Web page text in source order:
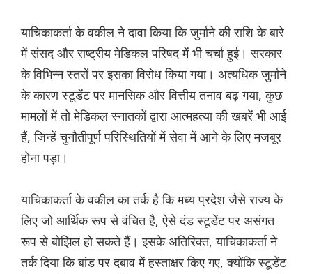
याचिकाकर्ता के वकील ने दावा किया कि जुर्माने की राशि के बारे
में संसद और राष्ट्रीय मेडिकल परिषद में भी चर्चा हुई। सरकार
के विभिन्न स्तरों पर इसका विरोध किया गया। अत्यधिक जुर्माने
के कारण स्टूडेंट पर मानसिक और वित्तीय तनाव बढ़ गया, कुछ
मामलों में तो मेडिकल स्नातकों द्वारा आत्महत्या की खबरें भी आई
हैं, जिन्हें चुनौतीपूर्ण परिस्थितियों में सेवा में आने के लिए मजबूर
होना पड़ा।
याचिकाकर्ता के वकील का तर्क है कि मध्य प्रदेश जैसे राज्य के
लिए जो आर्थिक रूप से वंचित है, ऐसे दंड स्टूडेंट पर असंगत
रूप से बोझिल हो सकते हैं। इसके अतिरिक्त, याचिकाकर्ता ने
तर्क दिया कि बांड पर दबाव में हस्ताक्षर किए गए, क्योंकि स्टूडेंट